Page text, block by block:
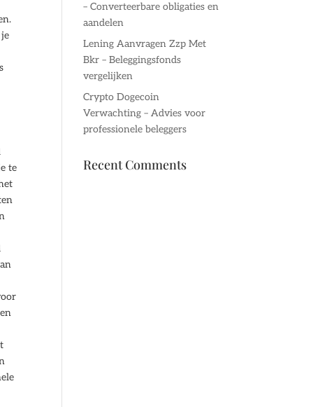
te
– Converteerbare obligaties en
aandelen
Lening Aanvragen Zzp Met
Bkr – Beleggingsfonds
vergelijken
Crypto Dogecoin
Verwachting – Advies voor
professionele beleggers
Recent Comments